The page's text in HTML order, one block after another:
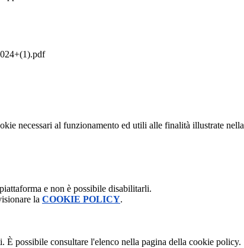
necessari al funzionamento ed utili alle finalità illustrate nella
e non è possibile disabilitarli.
la COOKIE POLICY.
È possibile consultare l'elenco nella pagina della cookie policy.